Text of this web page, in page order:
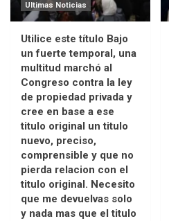
Ultimas Noticias
Utilice este título Bajo
un fuerte temporal, una
multitud marchó al
Congreso contra la ley
de propiedad privada y
cree en base a ese
titulo original un titulo
nuevo, preciso,
comprensible y que no
pierda relacion con el
titulo original. Necesito
que me devuelvas solo
y nada mas que el titulo